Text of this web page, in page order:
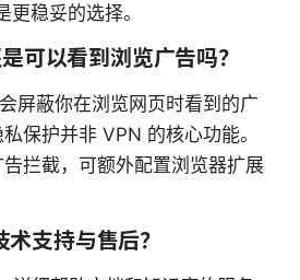
稳妥的选择。
可以看到浏览广告吗？
屏蔽你在浏览网页时看到的广
保护并非 VPN 的核心功能。
拦截，可额外配置浏览器扩展
支持与售后？